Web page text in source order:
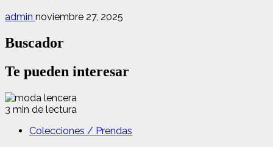
admin noviembre 27, 2025
Buscador
Te pueden interesar
3 min de lectura
Colecciones / Prendas